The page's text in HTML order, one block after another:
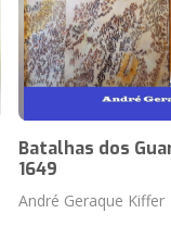
Batalhas dos
1649
André Geraque Kiffer